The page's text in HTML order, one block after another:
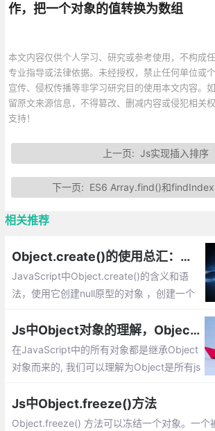
作，把一个对象的值转换为数组
本文内容仅供个人学习、研究或参考使用，不构成
专业指导或法律依据。未经授权，禁止任何单位或
宣传、侵权传播等非学习研究目的使用本文内容。
留原文来源信息，不得篡改、删减内容或侵犯相关
支持！
上一页:Js实现插入排序
下一页: ES6 Array.find()和
相关推荐
Object.create()的使用总汇：创建对象，参数说明，兼容性的实现
JavaScript中Object.create()的含义和语
法，使用它创建null原型的对象 ，创建一个
说明。
Js中Object对象的理解，Object常用的属性和方法有哪些？
在JavaScript中的所有对象都是继承Object
对象而来的, 我们可以理解为Object是所有js
属性、Object.prototype属性和方法？Obje
ct.prototype.constructor属性等
Js中Object.freeze()方法
Object.freeze() 方法可以冻结一个对象。一个